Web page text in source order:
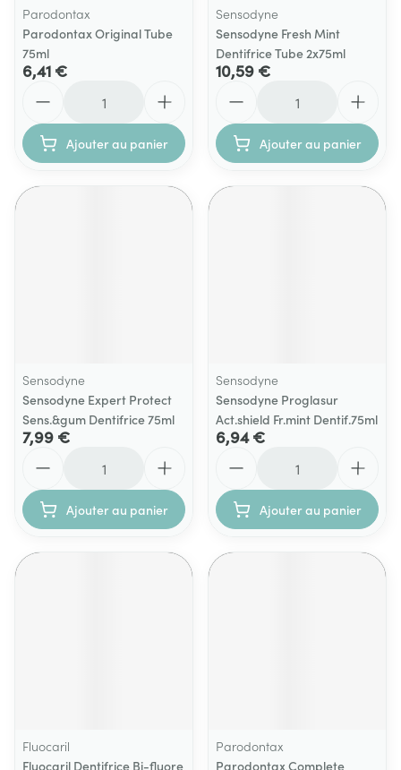
Parodontax
Parodontax Original Tube
75ml
6,41 €
Ajouter au panier
Sensodyne
Sensodyne Fresh Mint
Dentifrice Tube 2x75ml
10,59 €
Ajouter au panier
Sensodyne
Sensodyne Expert Protect
Sens.&gum Dentifrice 75ml
7,99 €
Ajouter au panier
Sensodyne
Sensodyne Proglasur
Act.shield Fr.mint Dentif.75ml
6,94 €
Ajouter au panier
Fluocaril
Fluocaril Dentifrice Bi-fluore
Parodontax
Parodontax Complete